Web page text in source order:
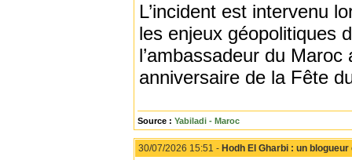
L’incident est intervenu
les enjeux géopolitiques
l’ambassadeur du
anniversaire de la Fête
Source : Yabiladi - Maroc
30/07/2026 15:51 - Hodh El Gharbi : un